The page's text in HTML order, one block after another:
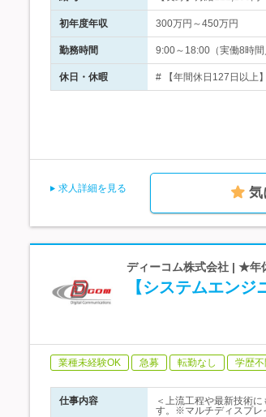
初年度年収 300万円～450万円
勤務時間 9:00～18:00（実働8時
休日・休暇 # 【年間休日127日以上
求人詳細を見る 気
ディーコム株式会社 | ★
【システムエン
業種未経験OK 急募 転勤なし 学歴不
仕事内容
＜上流工程や最新技術
す。※マルチディスプレ